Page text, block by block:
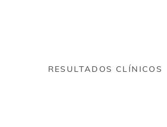
RESULTADOS CLÍNICOS